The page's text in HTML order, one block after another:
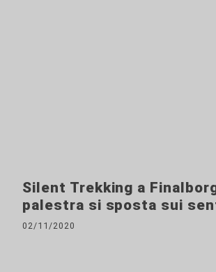
Silent Trekking a
palestra si sposta sui
02/11/2020